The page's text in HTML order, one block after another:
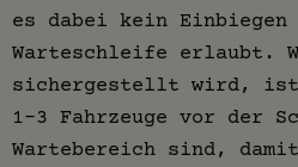
es dabei kein
Warteschleife erlaubt.
sichergestellt wird, ist,
1-3 Fahrzeuge vor der
Wartebereich sind,